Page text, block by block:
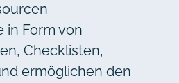
in Form von
Checklisten,
ermöglichen den